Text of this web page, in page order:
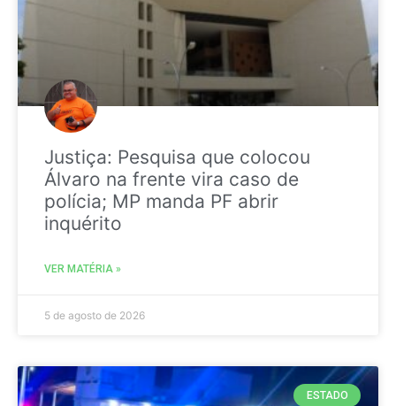
Justiça: Pesquisa que colocou
Álvaro na frente vira caso de
polícia; MP manda PF abrir
inquérito
VER MATÉRIA »
5 de agosto de 2026
ESTADO